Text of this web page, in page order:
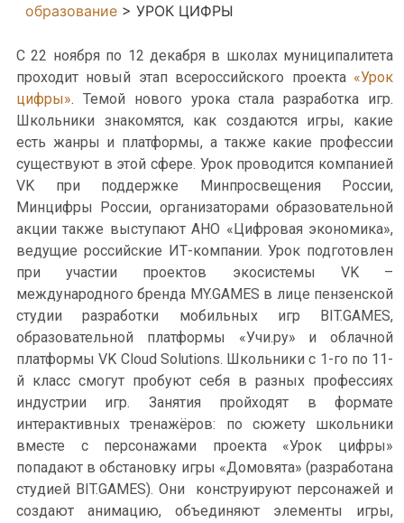
образование > УРОК ЦИФРЫ
С 22 ноября по 12 декабря в школах муниципалитета
проходит новый этап всероссийского проекта «Урок
цифры». Темой нового урока стала разработка игр.
Школьники знакомятся, как создаются игры, какие
есть жанры и платформы, а также какие профессии
существуют в этой сфере. Урок проводится компанией
VK при поддержке Минпросвещения России,
Минцифры России, организаторами образовательной
акции также выступают АНО «Цифровая экономика»,
ведущие российские ИТ-компании. Урок подготовлен
при участии проектов экосистемы VK –
международного бренда MY.GAMES в лице пензенской
студии разработки мобильных игр BIT.GAMES,
образовательной платформы «Учи.ру» и облачной
платформы VK Cloud Solutions. Школьники с 1-го по 11-
й класс смогут пробуют себя в разных профессиях
индустрии игр. Занятия пройходят в формате
интерактивных тренажёров: по сюжету школьники
вместе с персонажами проекта «Урок цифры»
попадают в обстановку игры «Домовята» (разработана
студией BIT.GAMES). Они конструируют персонажей и
создают анимацию, объединяют элементы игры,